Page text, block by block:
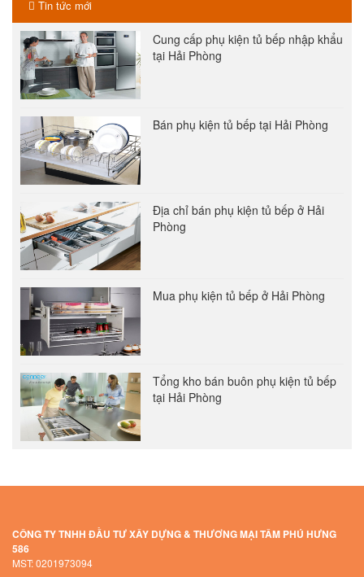
Tin tức mới
Cung cấp phụ kiện tủ bếp nhập khẩu
tại Hải Phòng
Bán phụ kiện tủ bếp tại Hải Phòng
Địa chỉ bán phụ kiện tủ bếp ở Hải
Phòng
Mua phụ kiện tủ bếp ở Hải Phòng
Tổng kho bán buôn phụ kiện tủ bếp
tại Hải Phòng
CÔNG TY TNHH ĐẦU TƯ XÂY DỰNG & THƯƠNG MẠI TÂM PHÚ HƯNG
586
MST: 0201973094